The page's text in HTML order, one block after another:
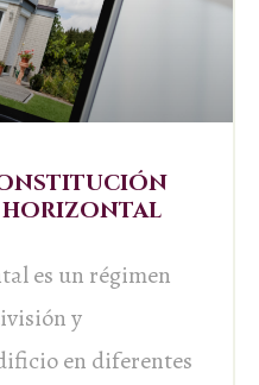
horizontal
es un régimen
y
en diferentes